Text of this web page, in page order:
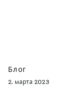
Блог
2. марта 2023